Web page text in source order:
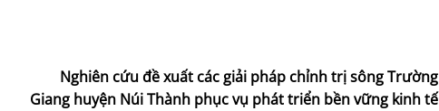
Nghiên cứu đề xuất các giải pháp chỉnh trị sông Trường
Giang huyện Núi Thành phục vụ phát triển bền vững kinh tế